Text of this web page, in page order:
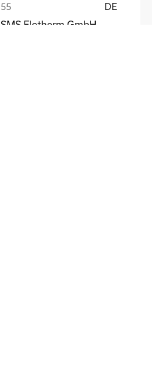
DE
SMS Elotherm GmbH